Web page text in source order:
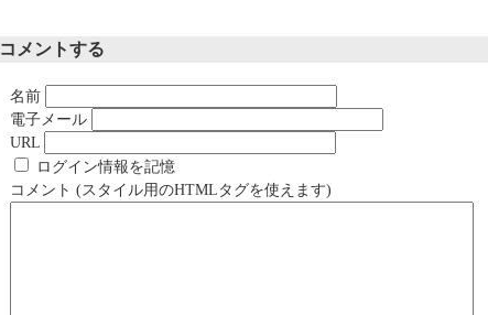
コメントする
名前
電子メール
URL
ログイン情報を記憶
コメント (スタイル用のHTMLタグを使えます)